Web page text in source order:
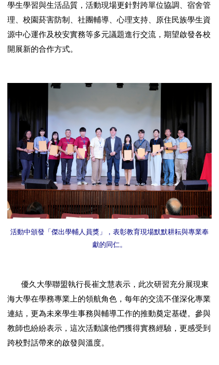
學生學習與生活品質，活動現場更針對跨單位協調、宿舍管
理、校園菸害防制、社團輔導、心理支持、原住民族學生資
源中心運作及校安實務等多元議題進行交流，期望啟發各校
開展新的合作方式。
活動中頒發「傑出學輔人員獎」，表彰教育現場默默耕耘與專業奉
獻的同仁。
優久大學聯盟執行長崔文慧表示，此次研習充分展現東
海大學在學務專業上的領航角色，每年的交流不僅深化專業
連結，更為未來學生事務與輔導工作的推動奠定基礎。參與
教師也紛紛表示，這次活動讓他們獲得實務經驗，更感受到
跨校對話帶來的啟發與溫度。